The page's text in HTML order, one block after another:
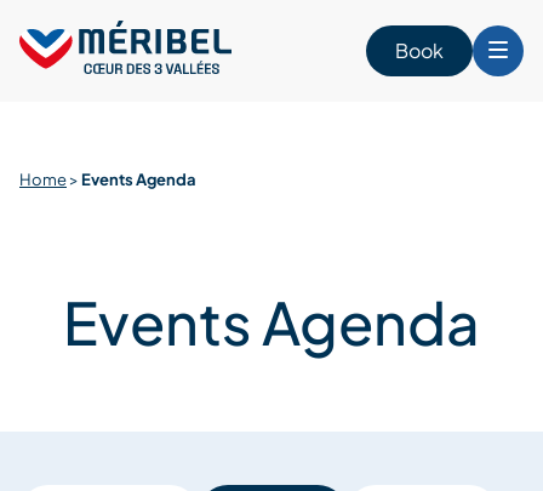
content
Book
Home> Events Agenda
Events Agenda